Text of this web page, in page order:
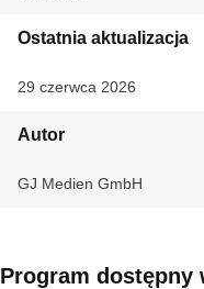
Ostatnia aktualizacja
29 czerwca 2026
Autor
GJ Medien GmbH
Program dostępny